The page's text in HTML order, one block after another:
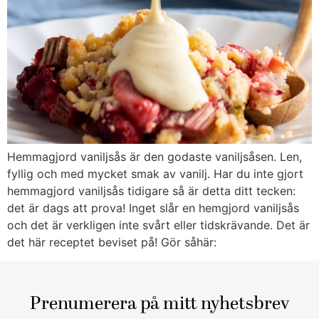
Hemmagjord vaniljsås är den godaste vaniljsåsen. Len,
fyllig och med mycket smak av vanilj. Har du inte gjort
hemmagjord vaniljsås tidigare så är detta ditt tecken:
det är dags att prova! Inget slår en hemgjord vaniljsås
och det är verkligen inte svårt eller tidskrävande. Det är
det här receptet beviset på! Gör såhär:
Prenumerera på mitt nyhetsbrev